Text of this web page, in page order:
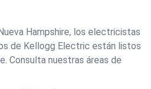
Hampshire, los electricistas
de Kellogg Electric están listos
Consulta nuestras áreas de